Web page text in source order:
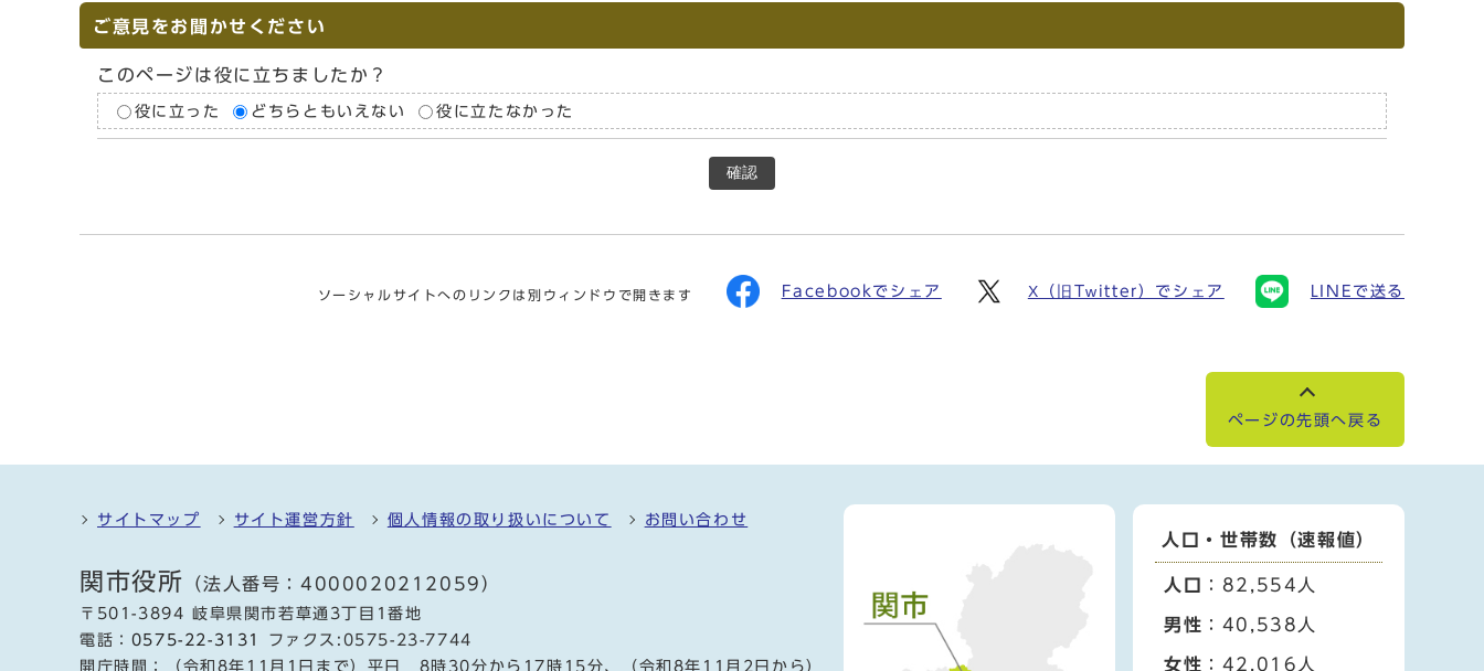
ご意見をお聞かせください
このページは役に立ちましたか？
役に立った どちらともいえない 役に立たなかった
確認
ソーシャルサイトへのリンクは別ウィンドウで開きます Facebookでシェア X（旧Twitter）でシェア LINEで送る
ページの先頭へ戻る
サイトマップ サイト運営方針 個人情報の取り扱いについて お問い合わせ
関市役所 （法人番号：4000020212059）
〒501-3894 岐阜県関市若草通3丁目1番地
電話： 0575-22-3131
ファクス:0575-23-7744
開庁時間：（令和8年11月1日まで）平日 8時30分から17時15分、（令和8年11月2日から）
人口・世帯数（速報値）
人口 ：82,554人
男性 ：40,538人
女性 ：42,016人